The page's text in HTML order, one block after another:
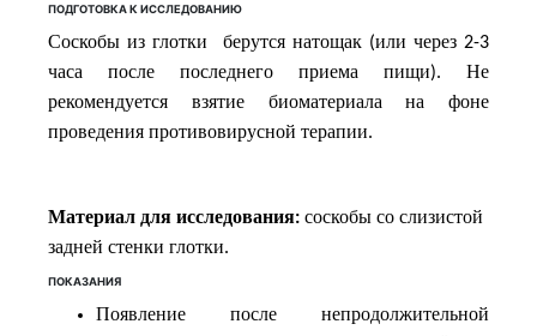
ПОДГОТОВКА К ИССЛЕДОВАНИЮ
Соскобы из глотки берутся натощак(или через2-3
часа после последнего приема пищи). Не
рекомендуется
взятие биоматериала на
фоне
проведения противовирусной терапии.
Материал для исследования: соскобы со слизистой
задней стенки глотки.
ПОКАЗАНИЯ
Появление после непродолжительной